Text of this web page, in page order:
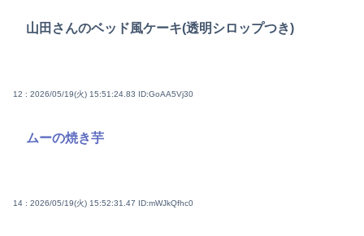
山田さんのベッド風ケーキ(透明シロップつき)
12 : 2026/05/19(火) 15:51:24.83 ID:GoAA5Vj30
ムーの焼き芋
14 : 2026/05/19(火) 15:52:31.47 ID:mWJkQfhc0